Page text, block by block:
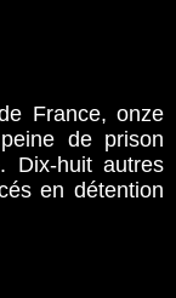
France, onze
de prison
Dix-huit autres
en détention